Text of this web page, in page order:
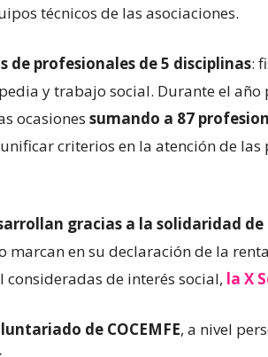
técnicos de las asociaciones.
de profesionales de 5 disciplinas:
y trabajo social. Durante el año
ocasiones sumando a 87
criterios en la atención de las
gracias a la solidaridad de
marcan en su declaración de la
de interés social, la X
de COCEMFE, a nivel